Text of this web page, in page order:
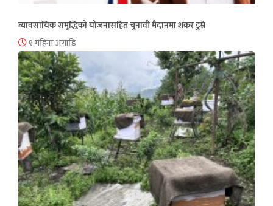
व्यावसायिक समृद्धिको योजनासहित चुनावी मैदानमा शंकर डुम्रे
१ महिना अगाडि